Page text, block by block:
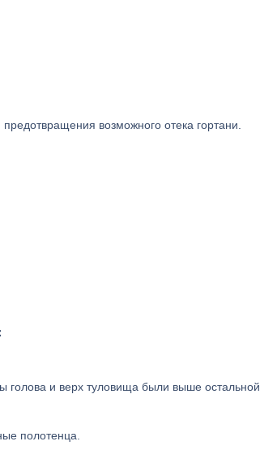
возможного отека гортани.
голова и верх туловища были выше остальной
полотенца.